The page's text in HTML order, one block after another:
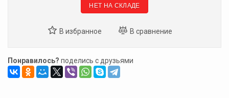
НЕТ НА СКЛАДЕ
Понравилось? поделись с друзьями